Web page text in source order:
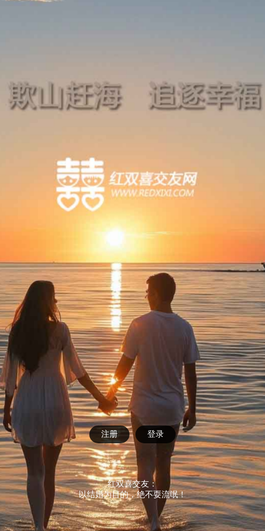
注册 登录
红双喜交友：
以结婚为目的，绝不耍流氓！